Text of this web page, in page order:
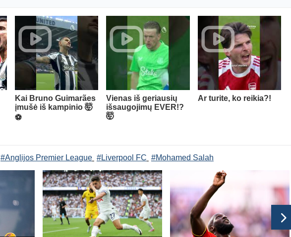
Kai Bruno Guimarães
įmušė iš kampinio 🤯
⚽️
Vienas iš geriausių
išsaugojimų EVER!?
🤯
Ar turite, ko reikia?!
#Anglijos Premier League #Liverpool FC #Mohamed Salah